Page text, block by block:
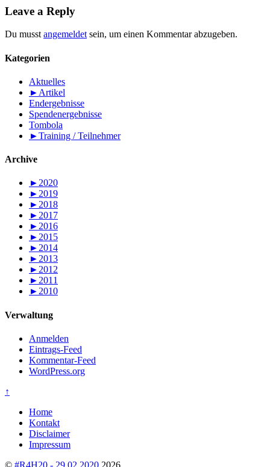
Leave a Reply
Du musst angemeldet sein, um einen Kommentar abzugeben.
Kategorien
Aktuelles
► Artikel
Endergebnisse
Spendenergebnisse
Tombola
►Training / Teilnehmer
Archive
► 2020
► 2019
► 2018
► 2017
► 2016
► 2015
► 2014
► 2013
► 2012
► 2011
► 2010
Verwaltung
Anmelden
Eintrags-Feed
Kommentar-Feed
WordPress.org
↑
Home
Kontakt
Disclaimer
Impressum
© #R4H20 - 29.02.2020 2026